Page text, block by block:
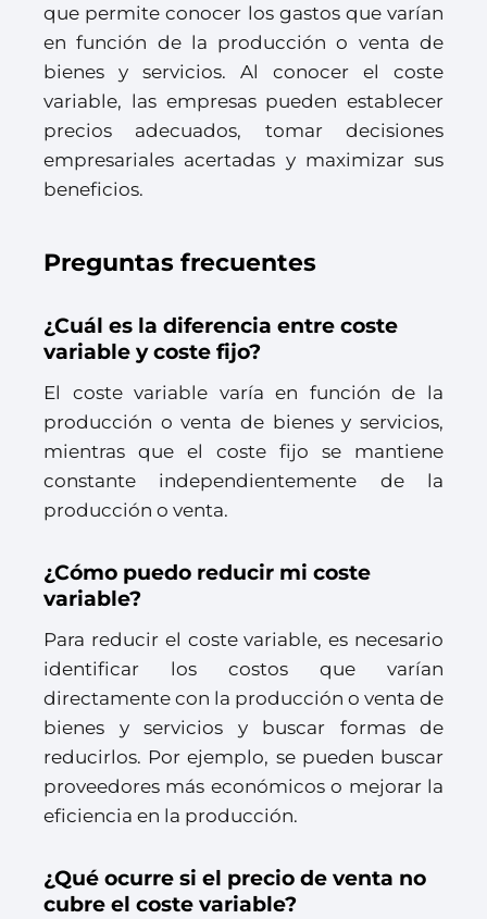
que permite conocer los gastos que varían
en función de la producción o venta de
bienes y servicios. Al conocer el coste
variable, las empresas pueden establecer
precios adecuados, tomar decisiones
empresariales acertadas y maximizar sus
beneficios.
Preguntas frecuentes
¿Cuál es la diferencia entre coste
variable y coste fijo?
El coste variable varía en función de la
producción o venta de bienes y servicios,
mientras que el coste fijo se mantiene
constante independientemente de la
producción o venta.
¿Cómo puedo reducir mi coste
variable?
Para reducir el coste variable, es necesario
identificar los costos que varían
directamente con la producción o venta de
bienes y servicios y buscar formas de
reducirlos. Por ejemplo, se pueden buscar
proveedores más económicos o mejorar la
eficiencia en la producción.
¿Qué ocurre si el precio de venta no
cubre el coste variable?